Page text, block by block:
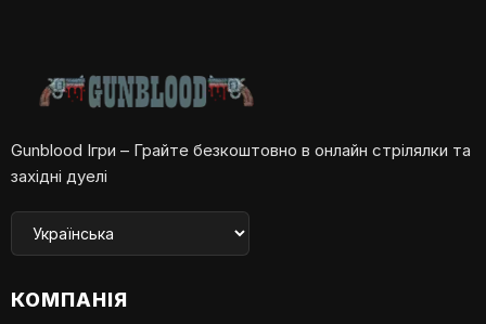
Gunblood Ігри – Грайте безкоштовно в онлайн стрілялки та
західні дуелі
КОМПАНІЯ